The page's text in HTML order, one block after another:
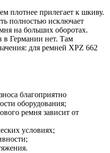
плотнее прилегает к шкиву.
полностью исключает
на больших оборотах.
в Германии нет. Там
для ремней XPZ 662
благоприятно
оборудования;
ремня зависит от
условиях;